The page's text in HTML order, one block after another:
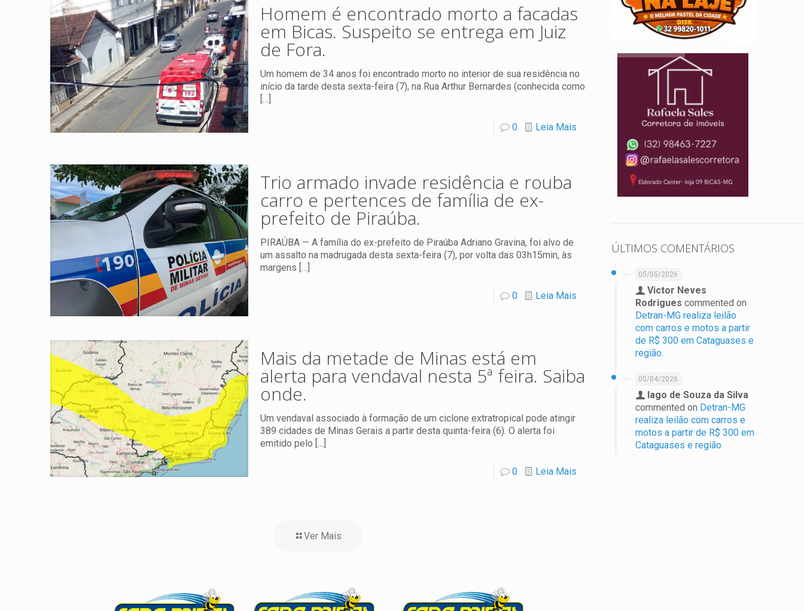
Homem é encontrado morto a facadas
em Bicas. Suspeito se entrega em Juiz
de Fora.
Um homem de 34 anos foi encontrado morto no interior de sua residência no
início da tarde desta sexta-feira (7), na Rua Arthur Bernardes (conhecida como
[…]
0 Leia Mais
Trio armado invade residência e rouba
carro e pertences de família de ex-
prefeito de Piraúba.
PIRAÚBA — A família do ex-prefeito de Piraúba Adriano Gravina, foi alvo de
um assalto na madrugada desta sexta-feira (7), por volta das 03h15min, às
margens […]
0 Leia Mais
Mais da metade de Minas está em
alerta para vendaval nesta 5ª feira. Saiba
onde.
Um vendaval associado à formação de um ciclone extratropical pode atingir
389 cidades de Minas Gerais a partir desta quinta-feira (6). O alerta foi
emitido pelo […]
0 Leia Mais
Ver Mais
ÚLTIMOS COMENTÁRIOS
05/05/2026
Victor Neves
Rodrigues commented on
Detran-MG realiza leilão
com carros e motos a partir
de R$ 300 em Cataguases e
região.
05/04/2026
Iago de Souza da Silva
commented on Detran-MG
realiza leilão com carros e
motos a partir de R$ 300 em
Cataguases e região.